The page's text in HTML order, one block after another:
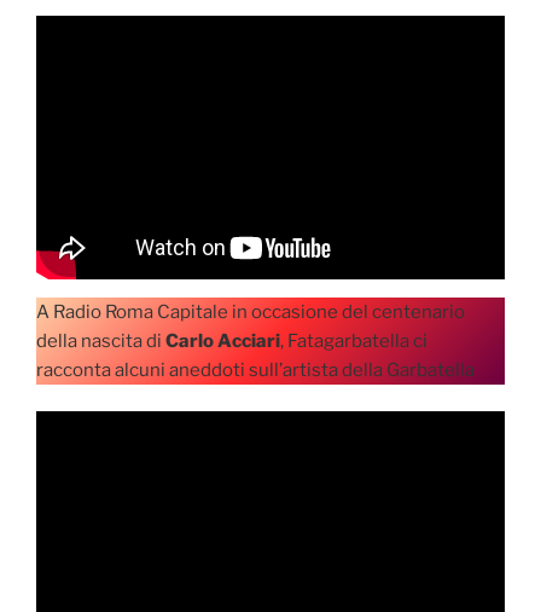
A Radio Roma Capitale in occasione del centenario
della nascita di Carlo Acciari, Fatagarbatella ci
racconta alcuni aneddoti sull’artista della Garbatella